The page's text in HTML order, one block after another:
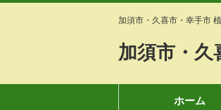
加須市・久喜市・幸手市
加須市・久
ホーム